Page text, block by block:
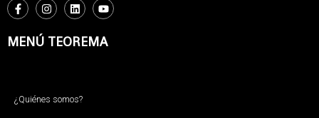
MENÚ TEOREMA
¿Quiénes somos?